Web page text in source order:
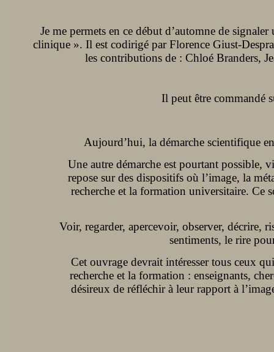
Je me permets en ce début d’automne de
clinique ». Il est codirigé par Florence Giust-
les contributions de : Chloé Branders,
Il peut être commandé
Aujourd’hui, la démarche scientifique
Une autre démarche est pourtant possible,
repose sur des dispositifs où l’image, la
recherche et la formation universitaire. Ce
Voir, regarder, apercevoir, observer, décrire,
sentiments, le rire
Cet ouvrage devrait intéresser tous ceux
recherche et la formation : enseignants,
désireux de réfléchir à leur rapport à